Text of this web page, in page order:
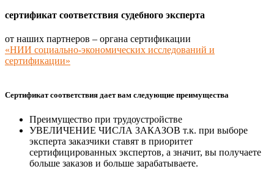
сертификат соответствия судебного эксперта
от наших партнеров – органа сертификации
«НИИ социально-экономических исследований и
сертификации»
Сертификат соответствия дает вам следующие преимущества
Преимущество при трудоустройстве
УВЕЛИЧЕНИЕ ЧИСЛА ЗАКАЗОВ т.к. при выборе
эксперта заказчики ставят в приоритет
сертифицированных экспертов, а значит, вы получаете
больше заказов и больше зарабатываете.